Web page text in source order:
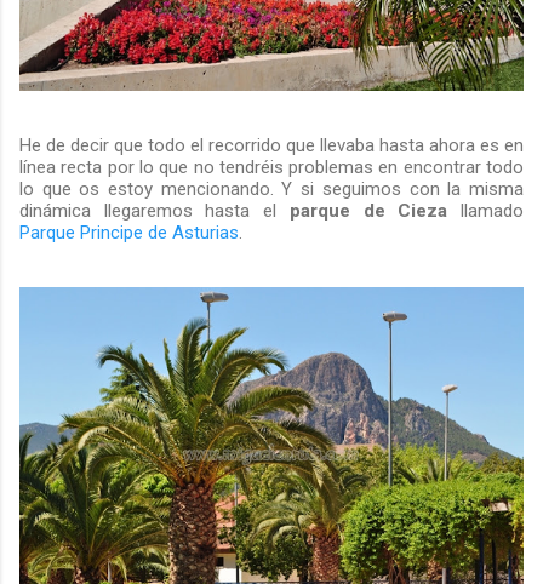
He de decir que todo el recorrido que llevaba hasta ahora es en
línea recta por lo que no tendréis problemas en encontrar todo
lo que os estoy mencionando. Y si seguimos con la misma
dinámica llegaremos hasta el parque de Cieza llamado
Parque Principe de Asturias.